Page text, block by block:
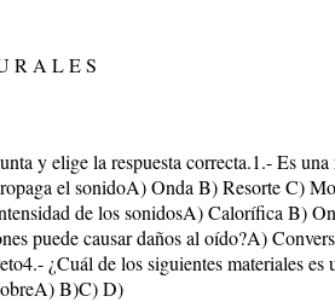
R A L E S
y elige la respuesta correcta.1.- Es
el sonidoA) Onda B) Resorte C)
de los sonidosA) Calorífica B)
puede causar daños al oído?A)
¿Cuál de los siguientes materiales
B)C) D)